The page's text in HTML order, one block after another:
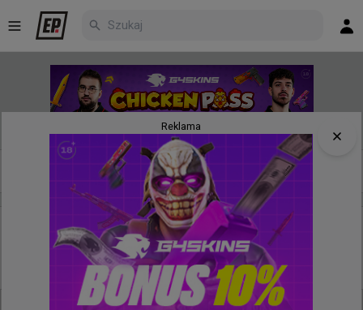
Najpopularniejsze Poczekalnia
wojteq 7 minut temu
Robi wrażenie... HLTV oprowadziło nas po paryskiej
hali wypełnionej graczami
Reklama